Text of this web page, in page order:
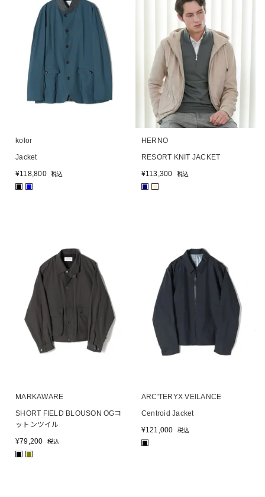
kolor
Jacket
¥118,800 税込
■ ■
HERNO
RESORT KNIT JACKET
¥113,300 税込
■ ■
MARKAWARE
SHORT FIELD BLOUSON OGコ
ットンツイル
¥79,200 税込
■ ■
ARC'TERYX VEILANCE
Centroid Jacket
¥121,000 税込
■